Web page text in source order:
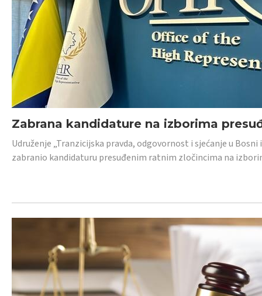
Zabrana kandidature na izborima
Udruženje „Tranzicijska pravda, odgovornost i sjećanje u
zabranio kandidaturu presuđenim ratnim zločincima na